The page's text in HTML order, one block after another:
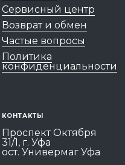
Сервисный центр
Возврат и обмен
Частые вопросы
Политика
конфиденциальности
КОНТАКТЫ
Проспект Октября
31/1, г. Уфа
ост. Универмаг Уфа